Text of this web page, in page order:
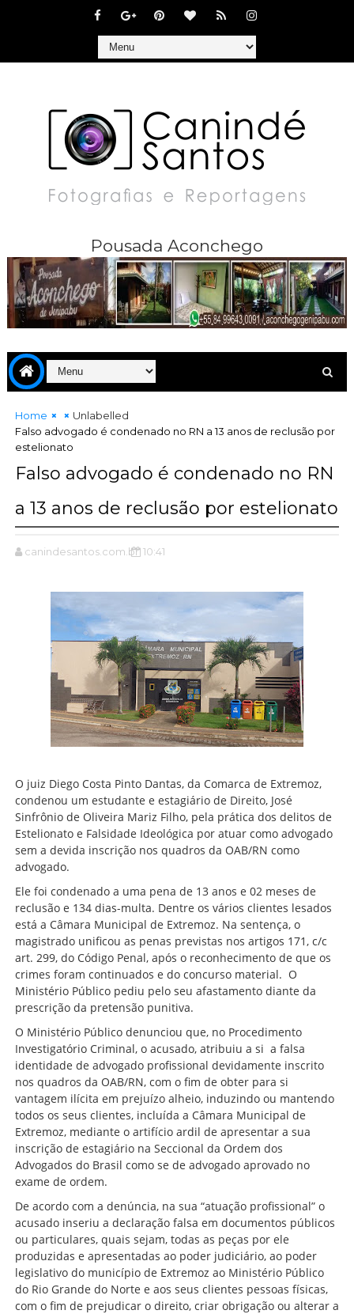
Pousada Aconchego
Home
Unlabelled
Falso advogado é condenado no RN a 13 anos de reclusão por
estelionato
Falso advogado é condenado no RN
a 13 anos de reclusão por estelionato
canindesantos.com.br 10:41
O juiz Diego Costa Pinto Dantas, da Comarca de Extremoz,
condenou um estudante e estagiário de Direito, José
Sinfrônio de Oliveira Mariz Filho, pela prática dos delitos de
Estelionato e Falsidade Ideológica por atuar como advogado
sem a devida inscrição nos quadros da OAB/RN como
advogado.
Ele foi condenado a uma pena de 13 anos e 02 meses de
reclusão e 134 dias-multa. Dentre os vários clientes lesados
está a Câmara Municipal de Extremoz. Na sentença, o
magistrado unificou as penas previstas nos artigos 171, c/c
art. 299, do Código Penal, após o reconhecimento de que os
crimes foram continuados e do concurso material. O
Ministério Público pediu pelo seu afastamento diante da
prescrição da pretensão punitiva.
O Ministério Público denunciou que, no Procedimento
Investigatório Criminal, o acusado, atribuiu a si a falsa
identidade de advogado profissional devidamente inscrito
nos quadros da OAB/RN, com o fim de obter para si
vantagem ilícita em prejuízo alheio, induzindo ou mantendo
todos os seus clientes, incluída a Câmara Municipal de
Extremoz, mediante o artifício ardil de apresentar a sua
inscrição de estagiário na Seccional da Ordem dos
Advogados do Brasil como se de advogado aprovado no
exame de ordem.
De acordo com a denúncia, na sua “atuação profissional” o
acusado inseriu a declaração falsa em documentos públicos
ou particulares, quais sejam, todas as peças por ele
produzidas e apresentadas ao poder judiciário, ao poder
legislativo do município de Extremoz ao Ministério Público
do Rio Grande do Norte e aos seus clientes pessoas físicas,
com o fim de prejudicar o direito, criar obrigação ou alterar a